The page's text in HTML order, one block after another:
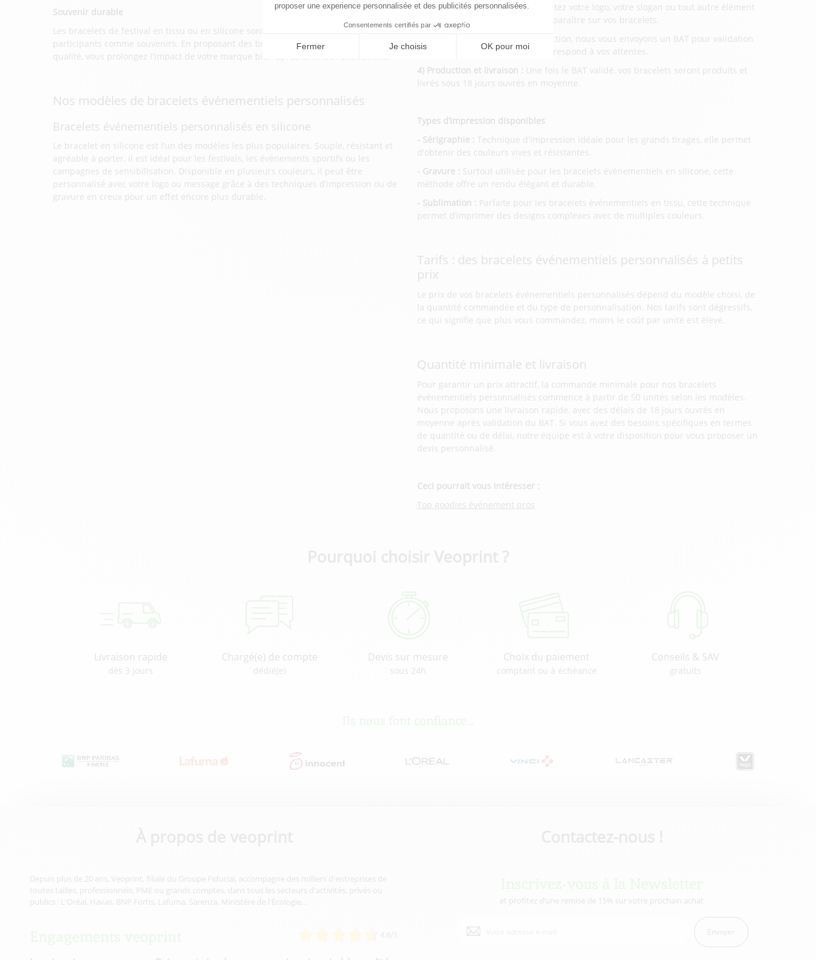
Souvenir durable
Les bracelets de festival en tissu ou en silicone sont souvent conservés par les
participants comme souvenirs. En proposant des bracelets logotés attrayants et de
qualité, vous prolongez l'impact de votre marque bien après la fin de l'événement.
Nos modèles de bracelets événementiels personnalisés
Bracelets événementiels personnalisés en silicone
Le bracelet en silicone est l’un des modèles les plus populaires. Souple, résistant et
agréable à porter, il est idéal pour les festivals, les événements sportifs ou les
campagnes de sensibilisation. Disponible en plusieurs couleurs, il peut être
personnalisé avec votre logo ou message grâce à des techniques d’impression ou de
gravure en creux pour un effet encore plus durable.
2) Téléchargez votre design :
Ajoutez votre logo, votre slogan ou tout autre élément
visuel que vous souhaitez voir apparaître sur vos bracelets.
Avant la production, nous vous envoyons un BAT pour validation
afin de garantir que le design correspond à vos attentes.
4) Production et livraison : Une fois le BAT validé, vos bracelets seront produits et
livrés sous 18 jours ouvrés en moyenne.
Types d’impression disponibles
- Sérigraphie : Technique d'impression idéale pour les grands tirages, elle permet
d'obtenir des couleurs vives et résistantes.
- Gravure : Surtout utilisée pour les bracelets événementiels en silicone, cette
méthode offre un rendu élégant et durable.
- Sublimation : Parfaite pour les bracelets événementiels en tissu, cette technique
permet d’imprimer des designs complexes avec de multiples couleurs.
Tarifs : des bracelets événementiels personnalisés à petits
prix
Le prix de vos bracelets événementiels personnalisés dépend du modèle choisi, de
la quantité commandée et du type de personnalisation. Nos tarifs sont dégressifs,
ce qui signifie que plus vous commandez, moins le coût par unité est élevé.
Quantité minimale et livraison
Pour garantir un prix attractif, la commande minimale pour nos bracelets
événementiels personnalisés commence à partir de 50 unités selon les modèles.
Nous proposons une livraison rapide, avec des délais de 18 jours ouvrés en
moyenne après validation du BAT. Si vous avez des besoins spécifiques en termes
de quantité ou de délai, notre équipe est à votre disposition pour vous proposer un
devis personnalisé.
Ceci pourrait vous intéresser :
Top goodies événement pros
Livraison rapide
dès 3 jours
Chargé(e) de compte
dédié(e)
Devis sur mesure
sous 24h
Choix du paiement
comptant ou à échéance
Conseils & SAV
gratuits
Depuis plus de 20 ans, Veoprint, filiale du Groupe Fiducial, accompagne des milliers d'entreprises de
toutes tailles, professionnels, PME ou grands comptes, dans tous les secteurs d'activités, privés ou
publics : L'Oréal, Havas, BNP Fortis, Lafuma, Sarenza, Ministère de l'Écologie…
et profitez d’une remise de 15% sur votre prochain achat
Envoyer